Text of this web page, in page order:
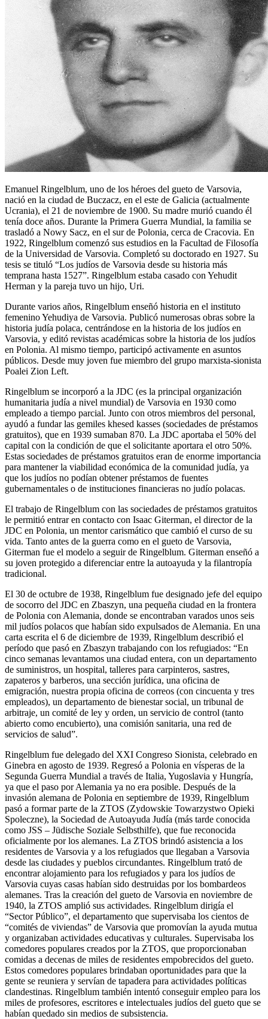
Emanuel Ringelblum, uno de los héroes del gueto de Varsovia,
nació en la ciudad de Buczacz, en el este de Galicia (actualmente
Ucrania), el 21 de noviembre de 1900. Su madre murió cuando él
tenía doce años. Durante la Primera Guerra Mundial, la familia se
trasladó a Nowy Sacz, en el sur de Polonia, cerca de Cracovia. En
1922, Ringelblum comenzó sus estudios en la Facultad de Filosofía
de la Universidad de Varsovia. Completó su doctorado en 1927. Su
tesis se tituló “Los judíos de Varsovia desde su historia más
temprana hasta 1527”. Ringelblum estaba casado con Yehudit
Herman y la pareja tuvo un hijo, Uri.
Durante varios años, Ringelblum enseñó historia en el instituto
femenino Yehudiya de Varsovia. Publicó numerosas obras sobre la
historia judía polaca, centrándose en la historia de los judíos en
Varsovia, y editó revistas académicas sobre la historia de los judíos
en Polonia. Al mismo tiempo, participó activamente en asuntos
públicos. Desde muy joven fue miembro del grupo marxista-sionista
Poalei Zion Left.
Ringelblum se incorporó a la JDC (es la principal organización
humanitaria judía a nivel mundial) de Varsovia en 1930 como
empleado a tiempo parcial. Junto con otros miembros del personal,
ayudó a fundar las gemiles khesed kasses (sociedades de préstamos
gratuitos), que en 1939 sumaban 870. La JDC aportaba el 50% del
capital con la condición de que el solicitante aportara el otro 50%.
Estas sociedades de préstamos gratuitos eran de enorme importancia
para mantener la viabilidad económica de la comunidad judía, ya
que los judíos no podían obtener préstamos de fuentes
gubernamentales o de instituciones financieras no judío polacas.
El trabajo de Ringelblum con las sociedades de préstamos gratuitos
le permitió entrar en contacto con Isaac Giterman, el director de la
JDC en Polonia, un mentor carismático que cambió el curso de su
vida. Tanto antes de la guerra como en el gueto de Varsovia,
Giterman fue el modelo a seguir de Ringelblum. Giterman enseñó a
su joven protegido a diferenciar entre la autoayuda y la filantropía
tradicional.
El 30 de octubre de 1938, Ringelblum fue designado jefe del equipo
de socorro del JDC en Zbaszyn, una pequeña ciudad en la frontera
de Polonia con Alemania, donde se encontraban varados unos seis
mil judíos polacos que habían sido expulsados ​​de Alemania. En una
carta escrita el 6 de diciembre de 1939, Ringelblum describió el
período que pasó en Zbaszyn trabajando con los refugiados: “En
cinco semanas levantamos una ciudad entera, con un departamento
de suministros, un hospital, talleres para carpinteros, sastres,
zapateros y barberos, una sección jurídica, una oficina de
emigración, nuestra propia oficina de correos (con cincuenta y tres
empleados), un departamento de bienestar social, un tribunal de
arbitraje, un comité de ley y orden, un servicio de control (tanto
abierto como encubierto), una comisión sanitaria, una red de
servicios de salud”.
Ringelblum fue delegado del XXI Congreso Sionista, celebrado en
Ginebra en agosto de 1939. Regresó a Polonia en vísperas de la
Segunda Guerra Mundial a través de Italia, Yugoslavia y Hungría,
ya que el paso por Alemania ya no era posible. Después de la
invasión alemana de Polonia en septiembre de 1939, Ringelblum
pasó a formar parte de la ZTOS (Zydowskie Towarzystwo Opieki
Spoleczne), la Sociedad de Autoayuda Judía (más tarde conocida
como JSS – Jüdische Soziale Selbsthilfe), que fue reconocida
oficialmente por los alemanes. La ZTOS brindó asistencia a los
residentes de Varsovia y a los refugiados que llegaban a Varsovia
desde las ciudades y pueblos circundantes. Ringelblum trató de
encontrar alojamiento para los refugiados y para los judíos de
Varsovia cuyas casas habían sido destruidas por los bombardeos
alemanes. Tras la creación del gueto de Varsovia en noviembre de
1940, la ZTOS amplió sus actividades. Ringelblum dirigía el
“Sector Público”, el departamento que supervisaba los cientos de
“comités de viviendas” de Varsovia que promovían la ayuda mutua
y organizaban actividades educativas y culturales. Supervisaba los
comedores populares creados por la ZTOS, que proporcionaban
comidas a decenas de miles de residentes empobrecidos del gueto.
Estos comedores populares brindaban oportunidades para que la
gente se reuniera y servían de tapadera para actividades políticas
clandestinas. Ringelblum también intentó conseguir empleo para los
miles de profesores, escritores e intelectuales judíos del gueto que se
habían quedado sin medios de subsistencia.